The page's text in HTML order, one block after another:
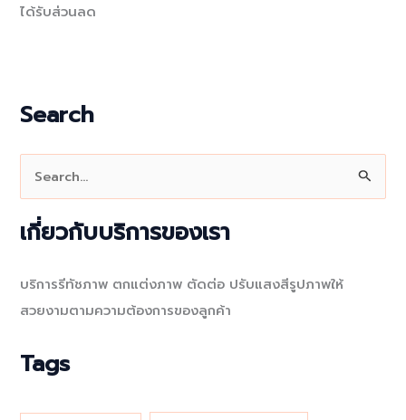
ได้รับส่วนลด
Search
r
เกี่ยวกับบริการของเรา
บริการรีทัชภาพ ตกแต่งภาพ ตัดต่อ ปรับแสงสีรูปภาพให้
สวยงามตามความต้องการของลูกค้า
Tags